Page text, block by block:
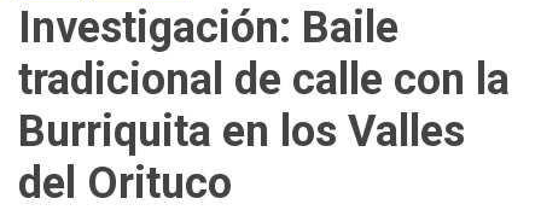
Investigación: Baile
tradicional de calle con la
Burriquita en los Valles
del Orituco